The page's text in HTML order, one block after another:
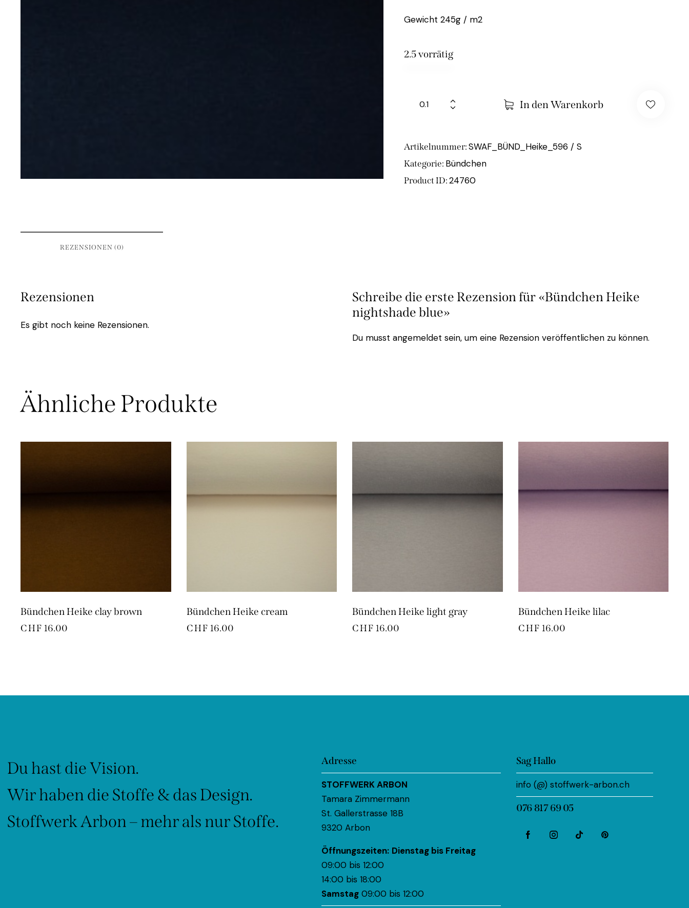
Gewicht 245g / m2
2.5 vorrätig
In den Warenkorb
Artikelnummer:SWAF_BÜND_Heike_596 / S
Kategorie: Bündchen
Product ID:24760
REZENSIONEN (0)
Rezensionen
Es gibt noch keine Rezensionen.
Schreibe die erste Rezension für «Bündchen Heike
nightshade blue»
Du musst angemeldet sein, um eine Rezension veröffentlichen zu können.
Ähnliche Produkte
Bündchen Heike clay brown
CHF 16.00
Bündchen Heike cream
CHF 16.00
Bündchen Heike light gray
CHF 16.00
Bündchen Heike lilac
CHF 16.00
Du hast die Vision.
Wir haben die Stoffe & das Design.
Stoffwerk Arbon – mehr als nur Stoffe.
Adresse
STOFFWERK ARBON
Tamara Zimmermann
St. Gallerstrasse 18B
9320 Arbon
Öffnungszeiten: Dienstag bis Freitag
09:00 bis 12:00
14:00 bis 18:00
Samstag09:00 bis 12:00
Sag Hallo
info (@) stoffwerk-arbon.ch
076 817 69 05